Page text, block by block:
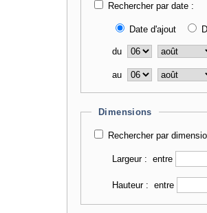
Rechercher par date :
Date d'ajout
du
au
Dimensions
Rechercher par
Largeur : entre
Hauteur : entre